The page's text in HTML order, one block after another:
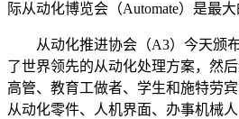
际从动化博览会（Automate）是最
从动化推进协会（A3）今天颁布
了世界领先的从动化处理方案，然
高管、教育工做者、学生和施特劳
从动化零件、人机界面、办事机械